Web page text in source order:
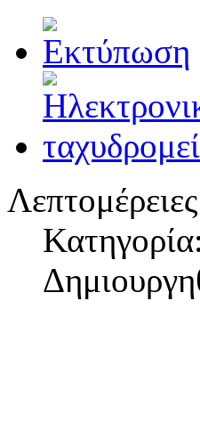
Λεπτομέρειες
Κατηγορία: